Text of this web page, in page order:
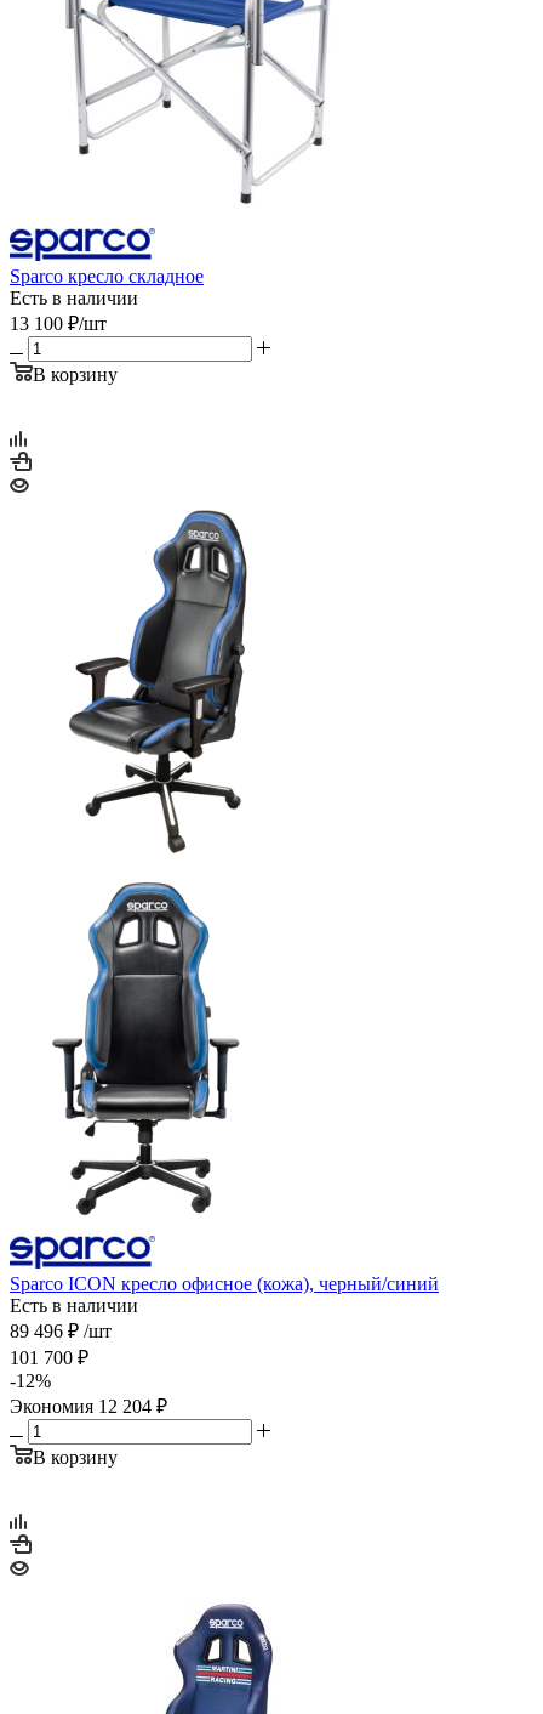
Sparco кресло складное
Есть в наличии
13 100 ₽/шт
В корзину
Sparco ICON кресло офисное (кожа), черный/синий
Есть в наличии
89 496 ₽ /шт
101 700 ₽
-12%
Экономия 12 204 ₽
В корзину